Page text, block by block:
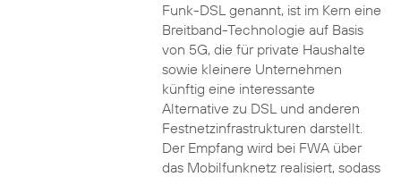
Funk-DSL genannt, ist im Kern eine
Breitband-Technologie auf Basis
von 5G, die für private Haushalte
sowie kleinere Unternehmen
künftig eine interessante
Alternative zu DSL und anderen
Festnetzinfrastrukturen darstellt.
Der Empfang wird bei FWA über
das Mobilfunknetz realisiert, sodass